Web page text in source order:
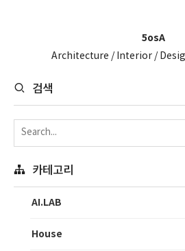
5osA
Architecture / Interior /
검색
카테고리
AI.LAB
House